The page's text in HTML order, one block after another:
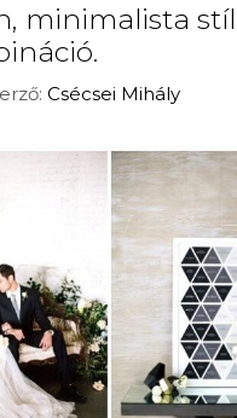
minimalista
Csécsei Mihály